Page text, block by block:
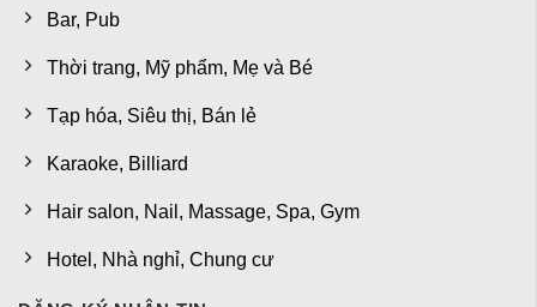
Bar, Pub
Thời trang, Mỹ phẩm, Mẹ và Bé
Tạp hóa, Siêu thị, Bán lẻ
Karaoke, Billiard
Hair salon, Nail, Massage, Spa, Gym
Hotel, Nhà nghỉ, Chung cư